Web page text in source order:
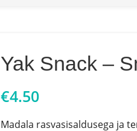
Yak Snack –
€4.50
Madala rasvasisaldusega ja